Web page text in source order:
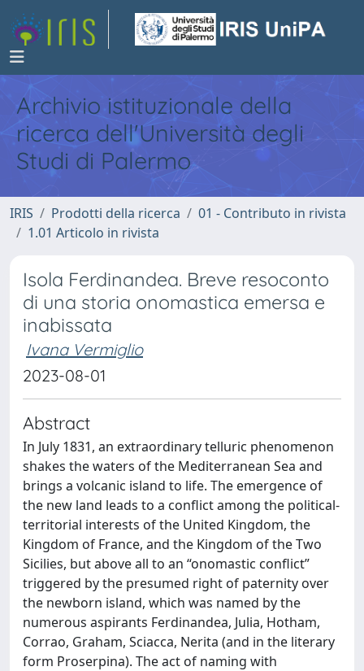
Archivio istituzionale della
ricerca dell'Università degli
Studi di Palermo
IRIS Prodotti della ricerca
01 - Contributo in rivista
1.01 Articolo in rivista
Isola Ferdinandea. Breve resoconto
di una storia onomastica emersa e
inabissata
Ivana Vermiglio
2023-08-01
Abstract
In July 1831, an extraordinary telluric phenomenon
shakes the waters of the Mediterranean Sea and
brings a volcanic island to life. The emergence of
the new land leads to a conflict among the political-
territorial interests of the United Kingdom, the
Kingdom of France, and the Kingdom of the Two
Sicilies, but above all to an “onomastic conflict”
triggered by the presumed right of paternity over
the newborn island, which was named by the
numerous aspirants Ferdinandea, Julia, Hotham,
Corrao, Graham, Sciacca, Nerita (and in the literary
form Proserpina). The act of naming with